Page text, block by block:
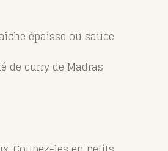
épaisse ou sauce
de curry de Madras